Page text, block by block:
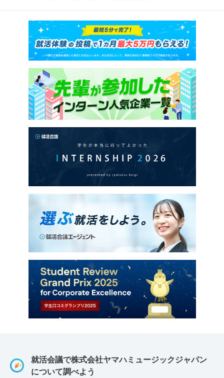
就活会議で株式会社ヤマハミュージックジャパン
について調べよう